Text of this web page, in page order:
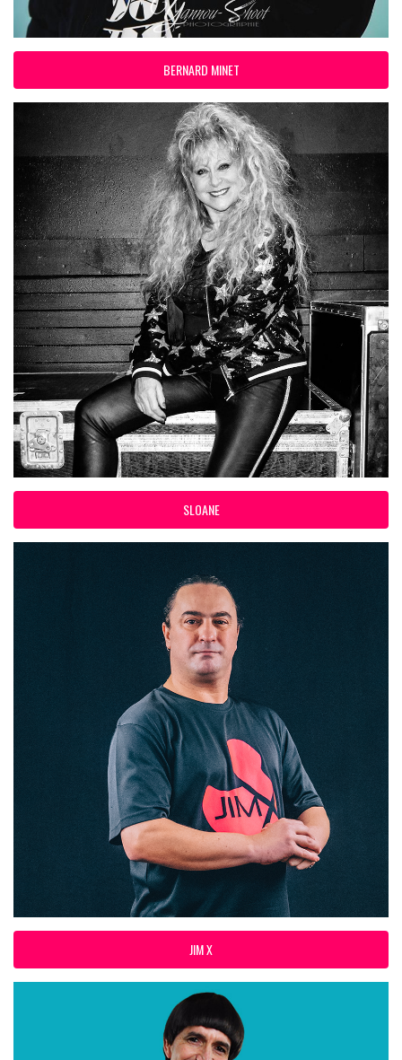
BERNARD MINET
SLOANE
JIM X